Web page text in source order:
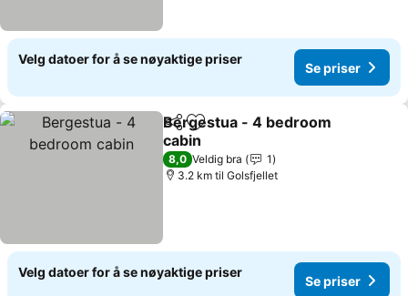
Velg datoer for å se nøyaktige priser
Se priser
Del Legg til i favoritter
Bergestua - 4 bedroom
cabin
Se priser
8,0 Veldig bra
1
3.2 km til Golsfjellet
Velg datoer for å se nøyaktige priser
Se priser